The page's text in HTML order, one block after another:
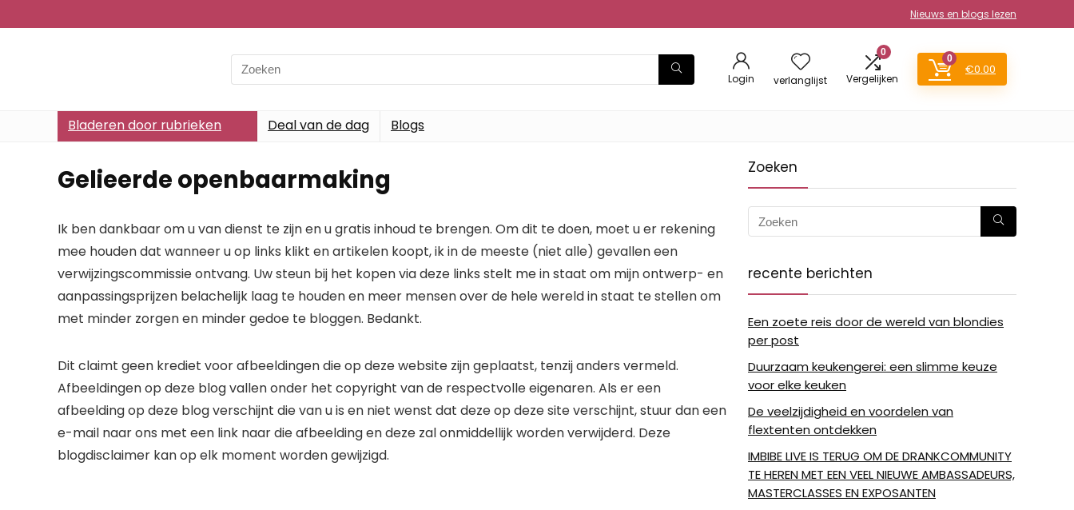
Nieuws en blogs lezen
Search
for:
Login verlanglijst
0
Vergelijken
0
€0.00
Bladeren door rubrieken Deal van de dag Blogs
Gelieerde openbaarmaking
Ik ben dankbaar om u van dienst te zijn en u gratis inhoud te brengen. Om dit te doen, moet u er rekening
mee houden dat wanneer u op links klikt en artikelen koopt, ik in de meeste (niet alle) gevallen een
verwijzingscommissie ontvang. Uw steun bij het kopen via deze links stelt me in staat om mijn ontwerp- en
aanpassingsprijzen belachelijk laag te houden en meer mensen over de hele wereld in staat te stellen om
met minder zorgen en minder gedoe te bloggen. Bedankt.
Dit claimt geen krediet voor afbeeldingen die op deze website zijn geplaatst, tenzij anders vermeld.
Afbeeldingen op deze blog vallen onder het copyright van de respectvolle eigenaren. Als er een
afbeelding op deze blog verschijnt die van u is en niet wenst dat deze op deze site verschijnt, stuur dan een
e-mail naar ons met een link naar die afbeelding en deze zal onmiddellijk worden verwijderd. Deze
blogdisclaimer kan op elk moment worden gewijzigd.
Zoeken
recente berichten
Een zoete reis door de wereld van blondies
per post
Duurzaam keukengerei: een slimme keuze
voor elke keuken
De veelzijdigheid en voordelen van
flextenten ontdekken
IMBIBE LIVE IS TERUG OM DE DRANKCOMMUNITY
TE HEREN MET EEN VEEL NIEUWE AMBASSADEURS,
MASTERCLASSES EN EXPOSANTEN